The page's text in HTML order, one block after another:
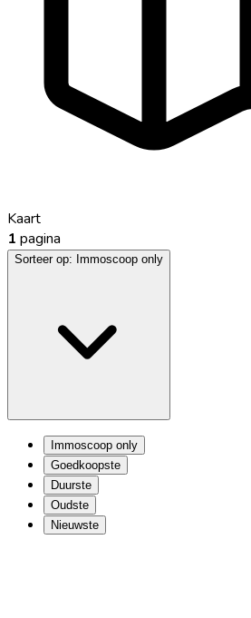
Kaart
1 pagina
Sorteer op: Immoscoop only
Immoscoop only
Goedkoopste
Duurste
Oudste
Nieuwste